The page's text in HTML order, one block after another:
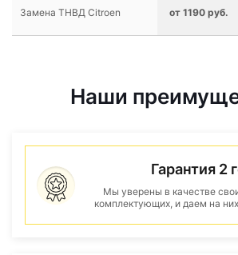
Замена ТНВД Citroen от 1190 руб.
Наши
Гарантия 2
Мы уверены в качестве
комплектующих, и даем на